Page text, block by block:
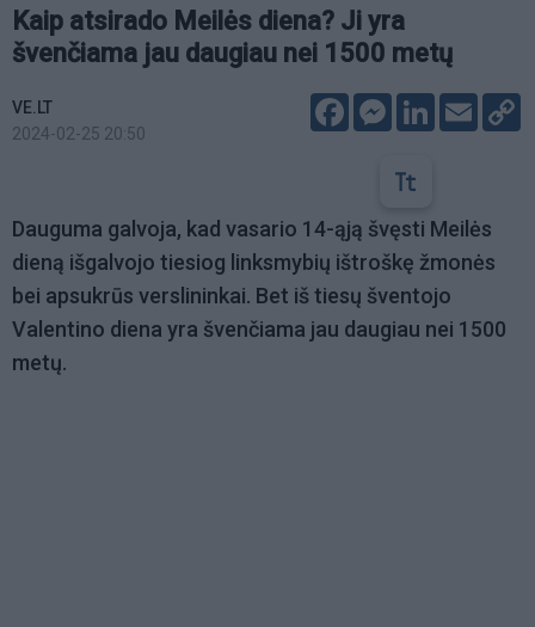
Kaip atsirado Meilės diena? Ji yra
švenčiama jau daugiau nei 1500 metų
VE.LT
2024-02-25 20:50
FacebookMessenger
LinkedIn
Email
Dauguma galvoja, kad vasario 14-ąją švęsti Meilės
dieną išgalvojo tiesiog linksmybių ištroškę žmonės
bei apsukrūs verslininkai. Bet iš tiesų šventojo
Valentino diena yra švenčiama jau daugiau nei 1500
metų.